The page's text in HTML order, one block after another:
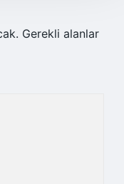
Gerekli alanlar